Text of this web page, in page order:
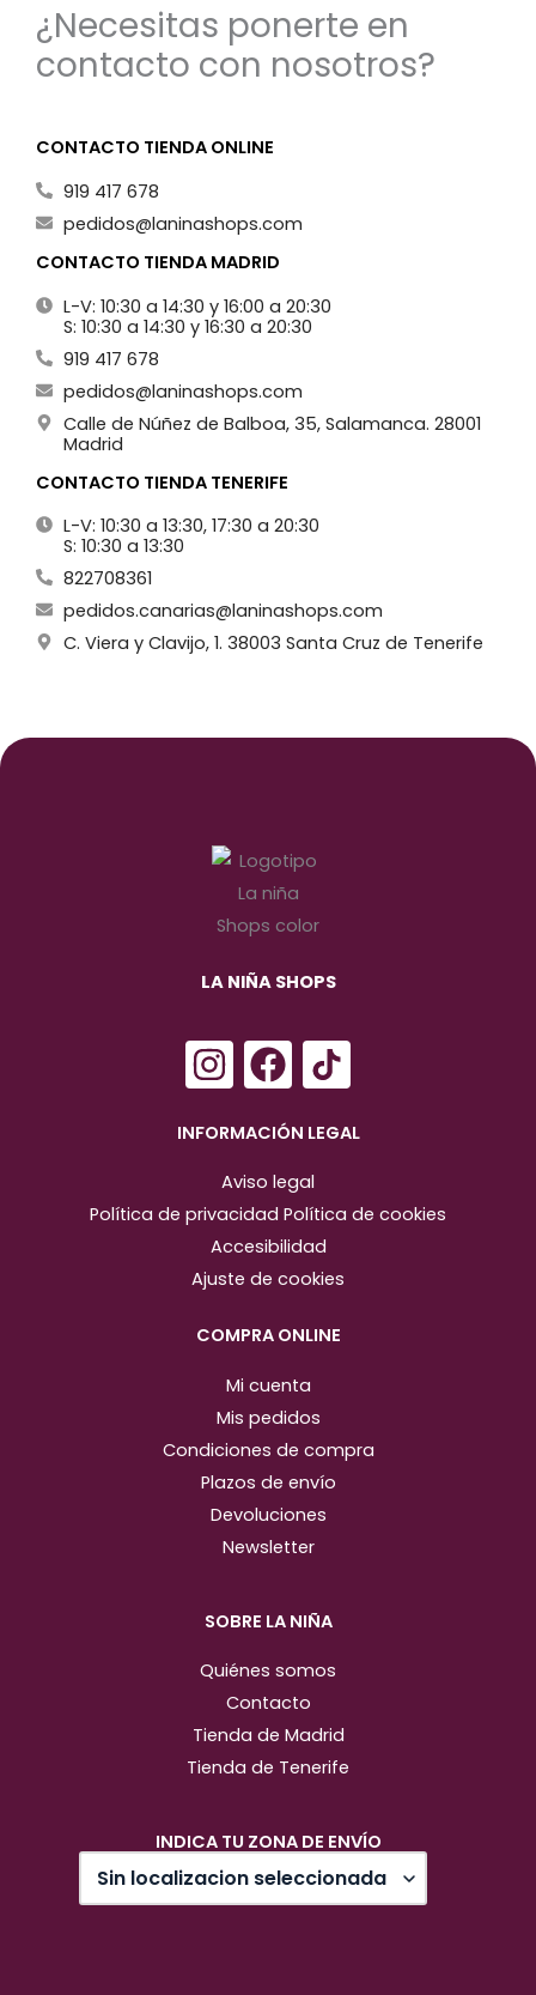
¿Necesitas ponerte en
contacto con nosotros?
CONTACTO TIENDA ONLINE
919 417 678
pedidos@laninashops.com
CONTACTO TIENDA MADRID
L-V: 10:30 a 14:30 y 16:00 a 20:30
S: 10:30 a 14:30 y 16:30 a 20:30
919 417 678
pedidos@laninashops.com
Calle de Núñez de Balboa, 35, Salamanca. 28001
Madrid
CONTACTO TIENDA TENERIFE
L-V: 10:30 a 13:30, 17:30 a 20:30
S: 10:30 a 13:30
822708361
pedidos.canarias@laninashops.com
C. Viera y Clavijo, 1. 38003 Santa Cruz de Tenerife
LA NIÑA SHOPS
I
n
s
a
g
r
m
F
a
c
e
b
o
o
INFORMACIÓN LEGAL
Aviso legal
Política de privacidad Política de cookies
Accesibilidad
Ajuste de cookies
COMPRA ONLINE
Mi cuenta
Mis pedidos
Condiciones de compra
Plazos de envío
Devoluciones
Newsletter
SOBRE LA NIÑA
Quiénes somos
Contacto
Tienda de Madrid
Tienda de Tenerife
INDICA TU ZONA DE ENVÍO